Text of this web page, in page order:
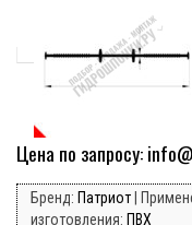
Цена по запросу:
Бренд: Патриот |
изготовления: ПВХ